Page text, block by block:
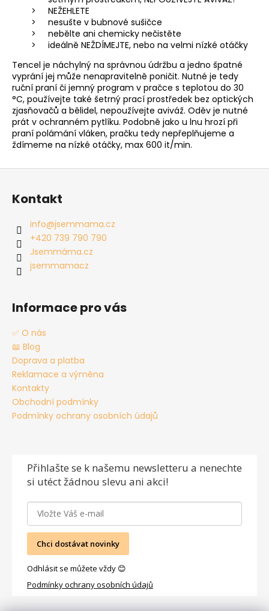
NEŽEHLETE
nesušte v bubnové sušičce
nebělte ani chemicky nečistěte
ideálně NEŽDÍMEJTE, nebo na velmi nízké otáčky
Tencel je náchylný na správnou údržbu a jedno špatné
vyprání jej může nenapravitelně poničit. Nutné je tedy
ruční praní či jemný program v pračce s teplotou do 30
°C, používejte také šetrný prací prostředek bez optických
zjasňovačů a bělidel, nepoužívejte aviváž. Oděv je nutné
prát v ochranném pytlíku. Podobně jako u lnu hrozí při
praní polámání vláken, pračku tedy nepřeplňujeme a
ždímeme na nízké otáčky, max 600 it/min.
Z
Kontakt
info@jsemmama.cz
+420 739 790 790
Jsemmáma.cz
jsemmamacz
Informace pro vás
✅ O nás
📖 Blog
Doprava a platba
Reklamace a výměna
Kontakty
Obchodní podmínky
Podmínky ochrany osobních údajů
Přihlašte se k našemu newsletteru a nenechte
si utéct žádnou slevu ani akci!
Chci dostávat novinky
Odhlásit se můžete vždy 😊
Podmínky ochrany osobních údajů